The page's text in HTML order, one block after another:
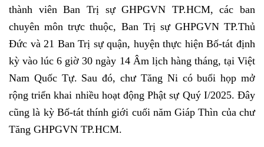
thành viên Ban Trị sự GHPGVN TP.HCM, các ban
chuyên môn trực thuộc, Ban Trị sự GHPGVN TP.Thủ
Đức và 21 Ban Trị sự quận, huyện thực hiện Bố-tát định
kỳ vào lúc 6 giờ 30 ngày 14 Âm lịch hàng tháng, tại Việt
Nam Quốc Tự. Sau đó, chư Tăng Ni có buổi họp mở
rộng triển khai nhiều hoạt động Phật sự Quý I/2025. Đây
cũng là kỳ Bố-tát thính giới cuối năm Giáp Thìn của chư
Tăng GHPGVN TP.HCM.